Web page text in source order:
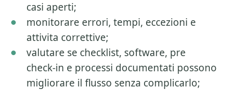
casi aperti;
monitorare errori, tempi, eccezioni e
attivita correttive;
valutare se checklist, software, pre
check-in e processi documentati possono
migliorare il flusso senza complicarlo;